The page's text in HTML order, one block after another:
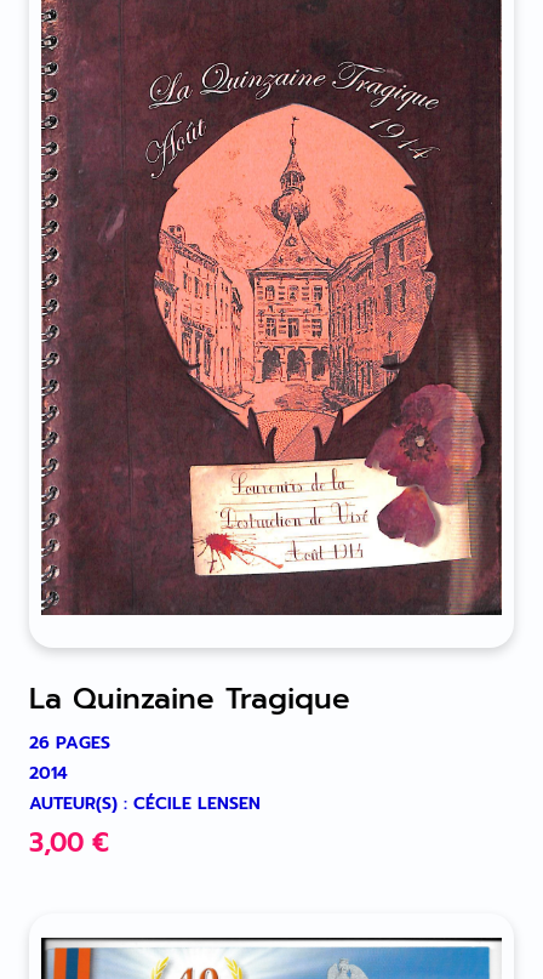
La Quinzaine Tragique
26 PAGES
2014
AUTEUR(S) : CÉCILE LENSEN
3,00 €